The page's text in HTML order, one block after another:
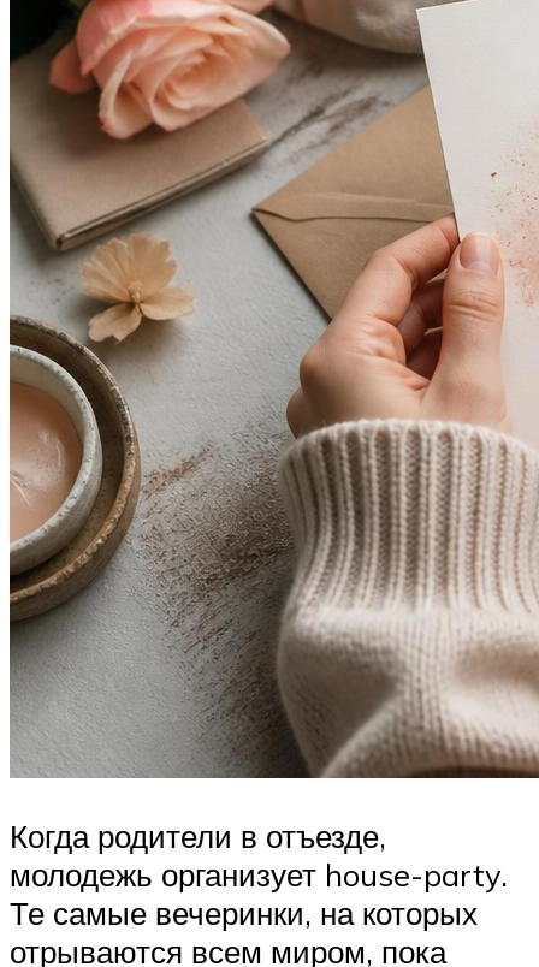
Когда родители в отъезде,
молодежь организует house-party.
Те самые вечеринки, на которых
отрываются всем миром, пока